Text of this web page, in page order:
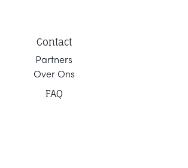
Contact
Partners
Over Ons
FAQ